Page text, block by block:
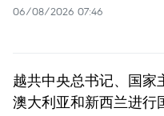
06/08/2026 07:46
越共中央总书记、国家
澳大利亚和新西兰进行